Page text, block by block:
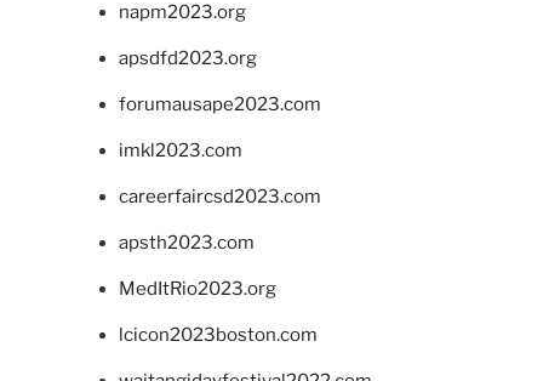
napm2023.org
apsdfd2023.org
forumausape2023.com
imkl2023.com
careerfaircsd2023.com
apsth2023.com
MedItRio2023.org
lcicon2023boston.com